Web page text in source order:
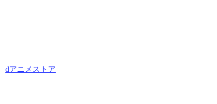
dアニメストア